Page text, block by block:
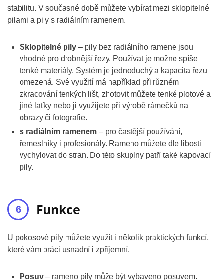
stabilitu. V současné době můžete vybírat mezi sklopitelné
pilami a pily s radiálním ramenem.
Sklopitelné pily – pily bez radiálního ramene jsou
vhodné pro drobnější řezy. Používat je možné spíše
tenké materiály. Systém je jednoduchý a kapacita řezu
omezená. Své využití má například při různém
zkracování tenkých lišt, zhotovit můžete tenké plotové a
jiné laťky nebo ji využijete při výrobě rámečků na
obrazy či fotografie.
s radiálním ramenem – pro častější používání,
řemeslníky i profesionály. Rameno můžete dle libosti
vychylovat do stran. Do této skupiny patří také kapovací
pily.
Funkce
U pokosové pily můžete využít i několik praktických funkcí,
které vám práci usnadní i zpříjemní.
Posuv – rameno pily může být vybaveno posuvem.